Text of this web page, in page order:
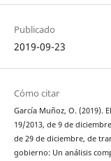
Publicado
2019-09-23
Cómo citar
García Muñoz, O. (2019).
19/2013, de 9 de
de 29 de diciembre, de
gobierno: Un análisis